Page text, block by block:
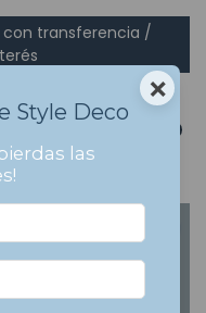
con transferencia /
> Arte > Henri
×
Style Deco
las